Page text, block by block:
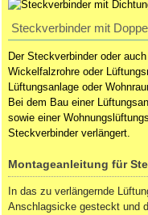
Steckverbinder mit
Der Steckverbinder oder
Wickelfalzrohre oder
Lüftungsanlage oder
Bei dem Bau einer
sowie einer
Steckverbinder verlängert.
Montageanleitung für
In das zu verlängernde
Anschlagsicke gesteckt und